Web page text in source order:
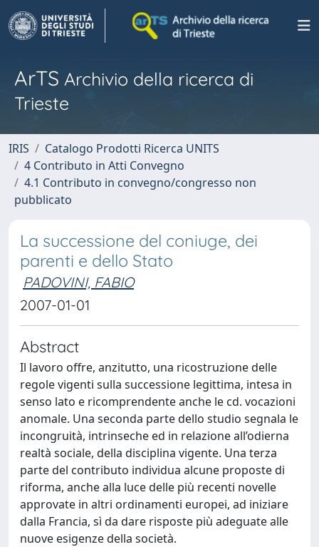
ArTS Archivio della ricerca di
Trieste
IRIS
Catalogo Prodotti Ricerca UNITS
4 Contributo in Atti Convegno
4.1 Contributo in convegno/congresso non
pubblicato
La successione del coniuge, dei
parenti e dello Stato
PADOVINI, FABIO
2007-01-01
Abstract
Il lavoro offre, anzitutto, una ricostruzione delle
regole vigenti sulla successione legittima, intesa in
senso lato e ricomprendente anche le cd. vocazioni
anomale. Una seconda parte dello studio segnala le
incongruità, intrinseche ed in relazione all’odierna
realtà sociale, della disciplina vigente. Una terza
parte del contributo individua alcune proposte di
riforma, anche alla luce delle più recenti novelle
approvate in altri ordinamenti europei, ad iniziare
dalla Francia, sì da dare risposte più adeguate alle
nuove esigenze della società.